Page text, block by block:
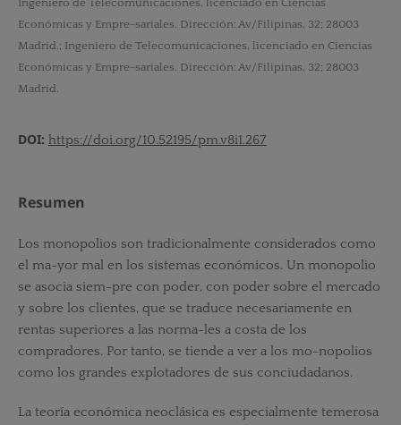
Ingeniero de Telecomunicaciones, licenciado en Ciencias
Económicas y Empre-sariales. Dirección: Av/Filipinas, 32; 28003
Madrid.; Ingeniero de Telecomunicaciones, licenciado en Ciencias
Económicas y Empre-sariales. Dirección: Av/Filipinas, 32; 28003
Madrid.
DOI: https://doi.org/10.52195/pm.v8i1.267
Resumen
Los monopolios son tradicionalmente considerados como
el ma-yor mal en los sistemas económicos. Un monopolio
se asocia siem-pre con poder, con poder sobre el mercado
y sobre los clientes, que se traduce necesariamente en
rentas superiores a las norma-les a costa de los
compradores. Por tanto, se tiende a ver a los mo-nopolios
como los grandes explotadores de sus conciudadanos.
La teoría económica neoclásica es especialmente temerosa